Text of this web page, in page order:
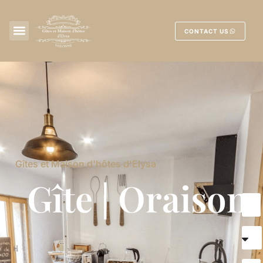
CONTACT US
Gîtes et Maison d'hôtes d'Elysa
Gîte | Oraison